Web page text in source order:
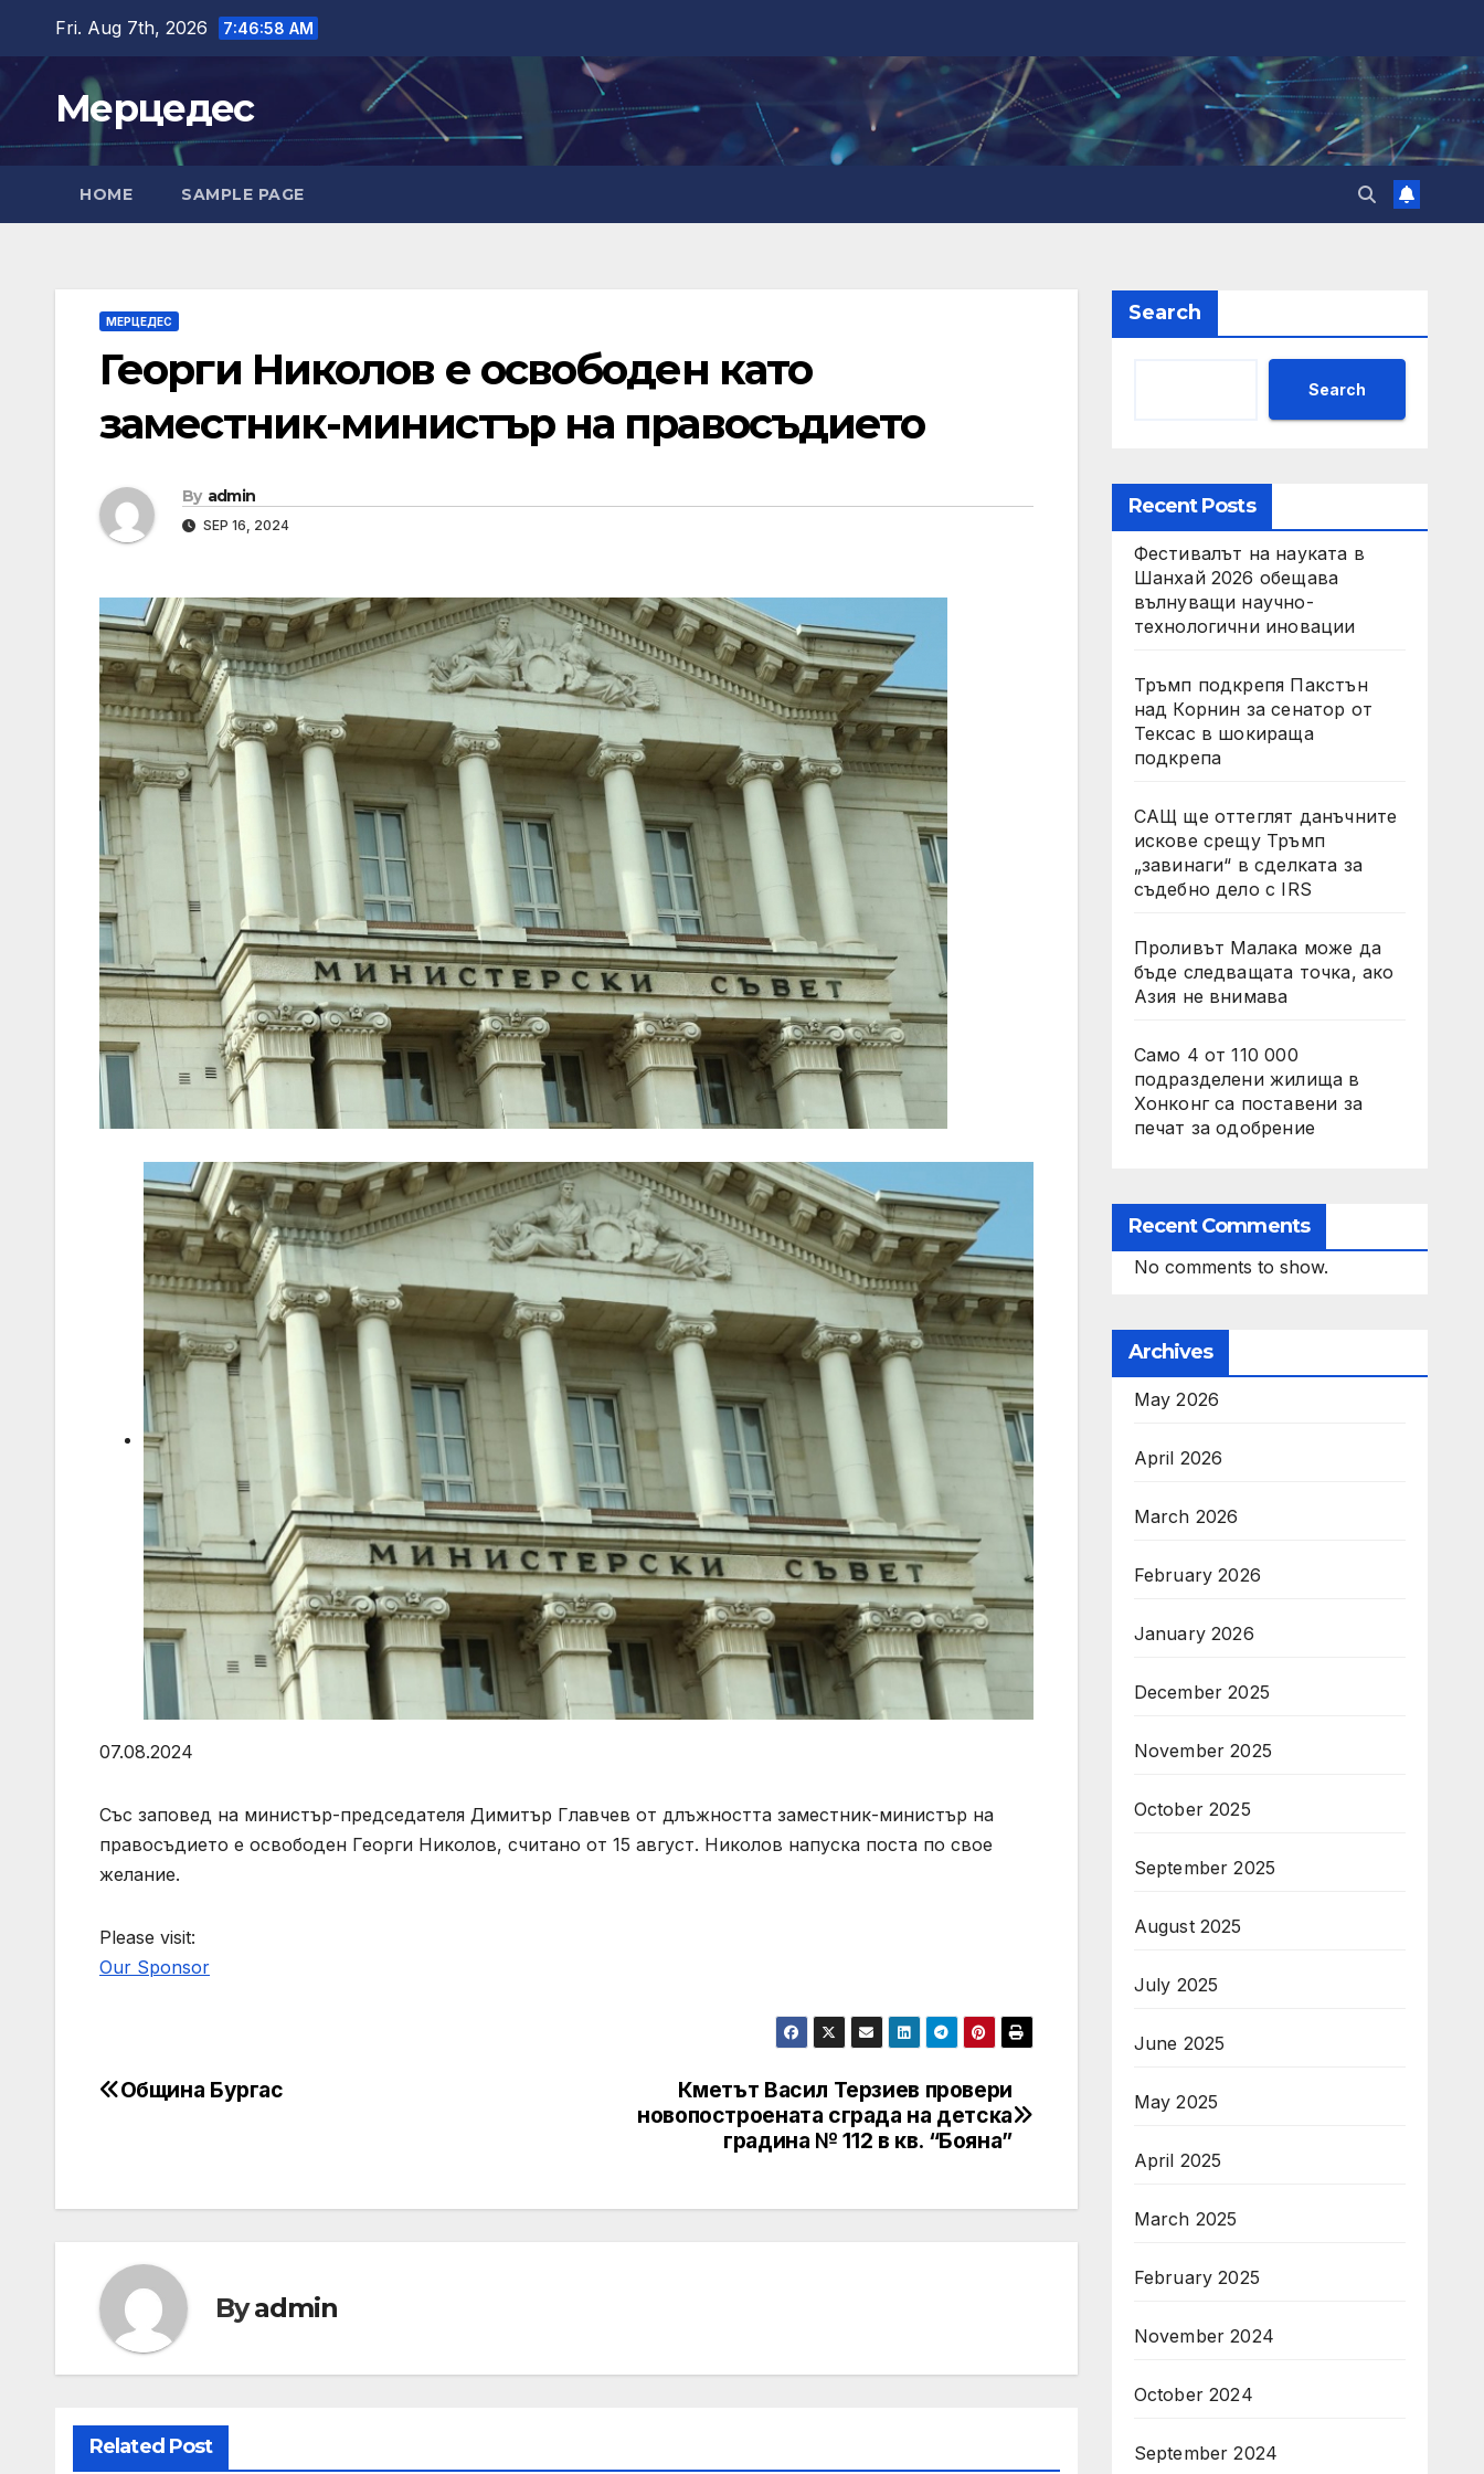
content
Fri. Aug 7th, 2026 7:46:59 AM
Мерцедес
HOME SAMPLE PAGE
МЕРЦЕДЕС
Георги Николов е освободен като
заместник-министър на правосъдието
By admin
SEP 16, 2024
07.08.2024
Със заповед на министър-председателя Димитър Главчев от длъжността заместник-министър на
правосъдието е освободен Георги Николов, считано от 15 август. Николов напуска поста по свое
желание.
Please visit:
Our Sponsor
Post
Кметът Васил Терзиев провери
новопостроената сграда на детска
градина № 112 в кв. “Бояна”
Община Бургас
Byadmin
Related Post
Search
Search
Recent Posts
Фестивалът на науката в
Шанхай 2026 обещава
вълнуващи научно-
технологични иновации
Тръмп подкрепя Пакстън
над Корнин за сенатор от
Тексас в шокираща
подкрепа
САЩ ще оттеглят данъчните
искове срещу Тръмп
„завинаги“ в сделката за
съдебно дело с IRS
Проливът Малака може да
бъде следващата точка, ако
Азия не внимава
Само 4 от 110 000
подразделени жилища в
Хонконг са поставени за
печат за одобрение
Recent Comments
No comments to show.
Archives
May 2026
April 2026
March 2026
February 2026
January 2026
December 2025
November 2025
October 2025
September 2025
August 2025
July 2025
June 2025
May 2025
April 2025
March 2025
February 2025
November 2024
October 2024
September 2024